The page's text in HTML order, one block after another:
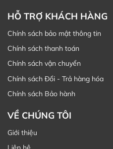
HỖ TRỢ KHÁCH HÀNG
Chính sách bảo mật thông tin
Chính sách thanh toán
Chính sách vận chuyển
Chính sách Đổi - Trả hàng hóa
Chính sách Bảo hành
VỀ CHÚNG TÔI
Giới thiệu